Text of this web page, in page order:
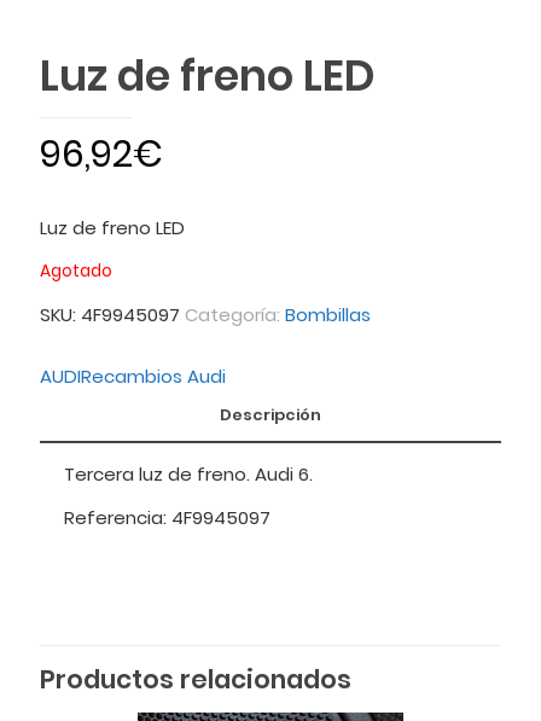
Luz de freno LED
96,92€
Luz de freno LED
Agotado
SKU: 4F9945097 Categoría: Bombillas
AUDIRecambios Audi
Descripción
Tercera luz de freno. Audi 6.
Referencia: 4F9945097
Productos relacionados